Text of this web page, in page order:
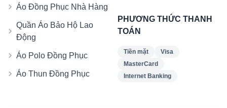
Áo Đồng Phục Nhà Hàng
Quần Áo Bảo Hộ Lao
Động
Áo Polo Đồng Phục
Áo Thun Đồng Phục
PHƯƠNG THỨC THANH
TOÁN
Tiền mặt
Visa
MasterCard
Internet Banking